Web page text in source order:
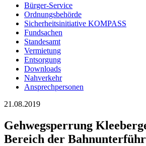
Bürger-Service
Ordnungsbehörde
Sicherheitsinitiative KOMPASS
Fundsachen
Standesamt
Vermietung
Entsorgung
Downloads
Nahverkehr
Ansprechpersonen
21.08.2019
Gehwegsperrung
Bereich der